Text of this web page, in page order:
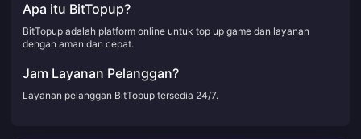
Apa itu BitTopup?
BitTopup adalah platform online untuk top up game dan layanan
dengan aman dan cepat.
Jam Layanan Pelanggan?
Layanan pelanggan BitTopup tersedia 24/7.